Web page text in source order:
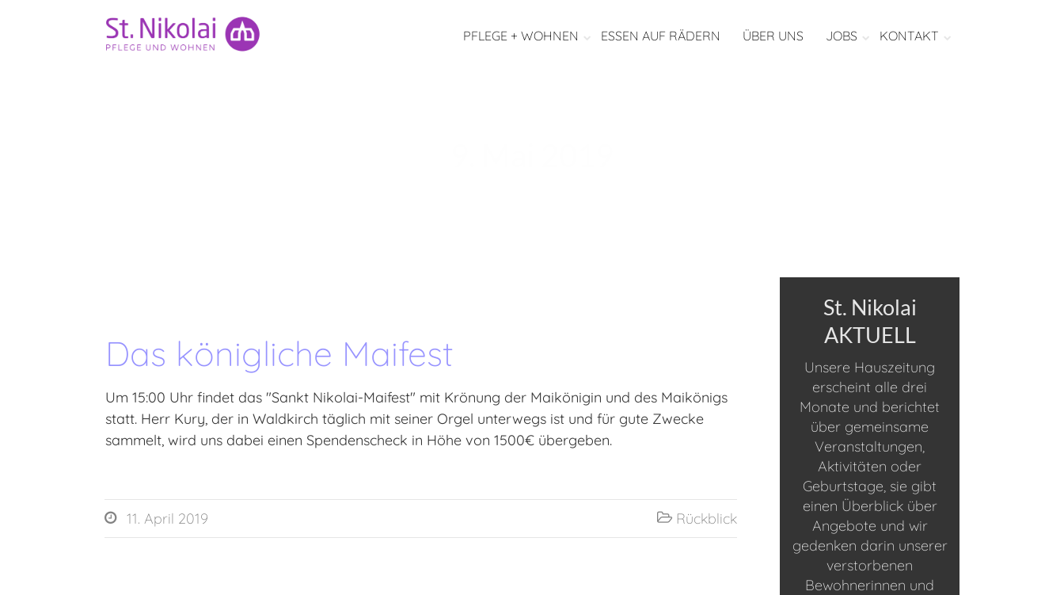
PFLEGE + WOHNEN ESSEN AUF RÄDERN ÜBER UNS JOBS KONTAKT
Das königliche ​Maifest
​Um 15:00 Uhr findet das ​"Sankt Nikolai-Maifest" mit Krönung der Maikönigin und des Maikönigs
statt. Herr Kury, der in Waldkirch täglich mit seiner Orgel unterwegs ist und für gute Zwecke
sammelt, wird uns dabei einen Spendenscheck in Höhe von 1500€ übergeben.
 11. April 2019  Rückblick
St. Nikolai
AKTUELL
Unsere Hauszeitung
erscheint alle drei
Monate und berichtet
über gemeinsame
Veranstaltungen,
Aktivitäten oder
Geburtstage, sie gibt
einen Überblick über
Angebote und wir
gedenken darin unserer
verstorbenen
Bewohnerinnen und